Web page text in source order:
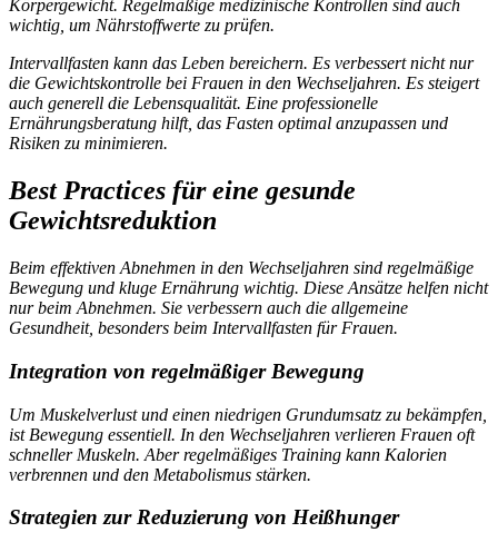
Körpergewicht. Regelmäßige medizinische Kontrollen sind auch
wichtig, um Nährstoffwerte zu prüfen.
Intervallfasten kann das Leben bereichern. Es verbessert nicht nur
die Gewichtskontrolle bei Frauen in den Wechseljahren. Es steigert
auch generell die Lebensqualität. Eine professionelle
Ernährungsberatung hilft, das Fasten optimal anzupassen und
Risiken zu minimieren.
Best Practices für eine gesunde
Gewichtsreduktion
Beim effektiven Abnehmen in den Wechseljahren sind regelmäßige
Bewegung und kluge Ernährung wichtig. Diese Ansätze helfen nicht
nur beim Abnehmen. Sie verbessern auch die allgemeine
Gesundheit, besonders beim Intervallfasten für Frauen.
Integration von regelmäßiger Bewegung
Um Muskelverlust und einen niedrigen Grundumsatz zu bekämpfen,
ist Bewegung essentiell. In den Wechseljahren verlieren Frauen oft
schneller Muskeln. Aber regelmäßiges Training kann Kalorien
verbrennen und den Metabolismus stärken.
Strategien zur Reduzierung von Heißhunger